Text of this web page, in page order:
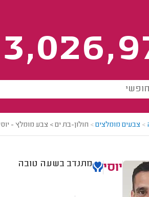
> צבעים מומלצים> חולון-בת ים > צבע מומלץ -
יוסי מתנדב בשעה טובה